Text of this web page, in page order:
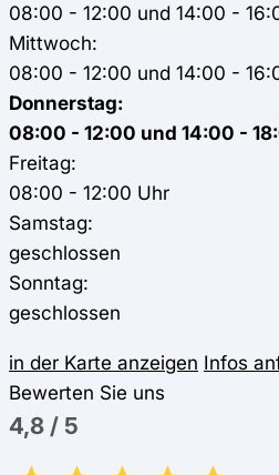
08:00 - 12:00 und 14:00 -
Mittwoch:
08:00 - 12:00 und 14:00 -
Donnerstag:
08:00 - 12:00 und 14:00 -
Freitag:
08:00 - 12:00 Uhr
Samstag:
geschlossen
Sonntag:
geschlossen
in der Karte anzeigen Infos
Bewerten Sie uns
4,8 / 5